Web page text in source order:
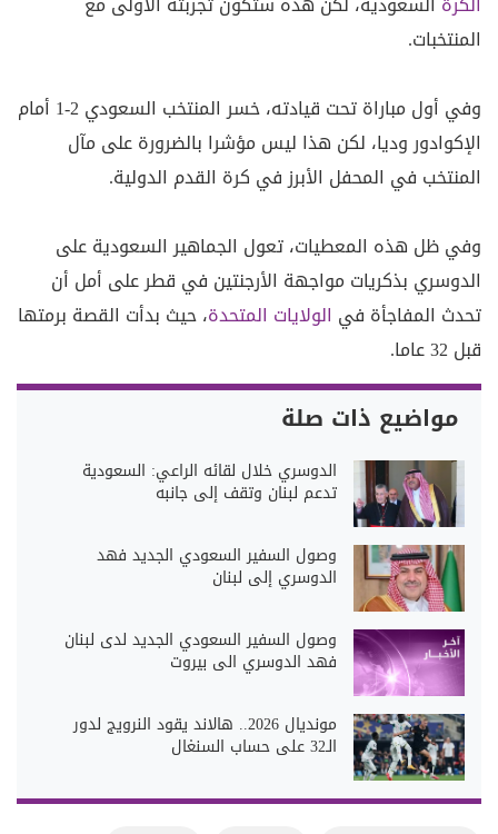
المنتخبات.
وفي أول مباراة تحت قيادته، خسر المنتخب السعودي 2-1 أمام
الإكوادور وديا، لكن هذا ليس مؤشرا بالضرورة على مآل
المنتخب في المحفل ‌الأبرز في كرة القدم الدولية.
وفي ظل هذه المعطيات، تعول الجماهير السعودية على
الدوسري بذكريات مواجهة الأرجنتين في قطر على أمل أن
تحدث المفاجأة في الولايات المتحدة، حيث بدأت القصة برمتها
قبل 32 عاما.
مواضيع ذات صلة
الدوسري خلال لقائه الراعي: السعودية
تدعم لبنان وتقف إلى جانبه
وصول السفير السعودي الجديد فهد
الدوسري إلى لبنان
وصول السفير السعودي الجديد لدى لبنان
فهد الدوسري الى بيروت
مونديال 2026.. هالاند يقود النرويج لدور
الـ32 على حساب السنغال